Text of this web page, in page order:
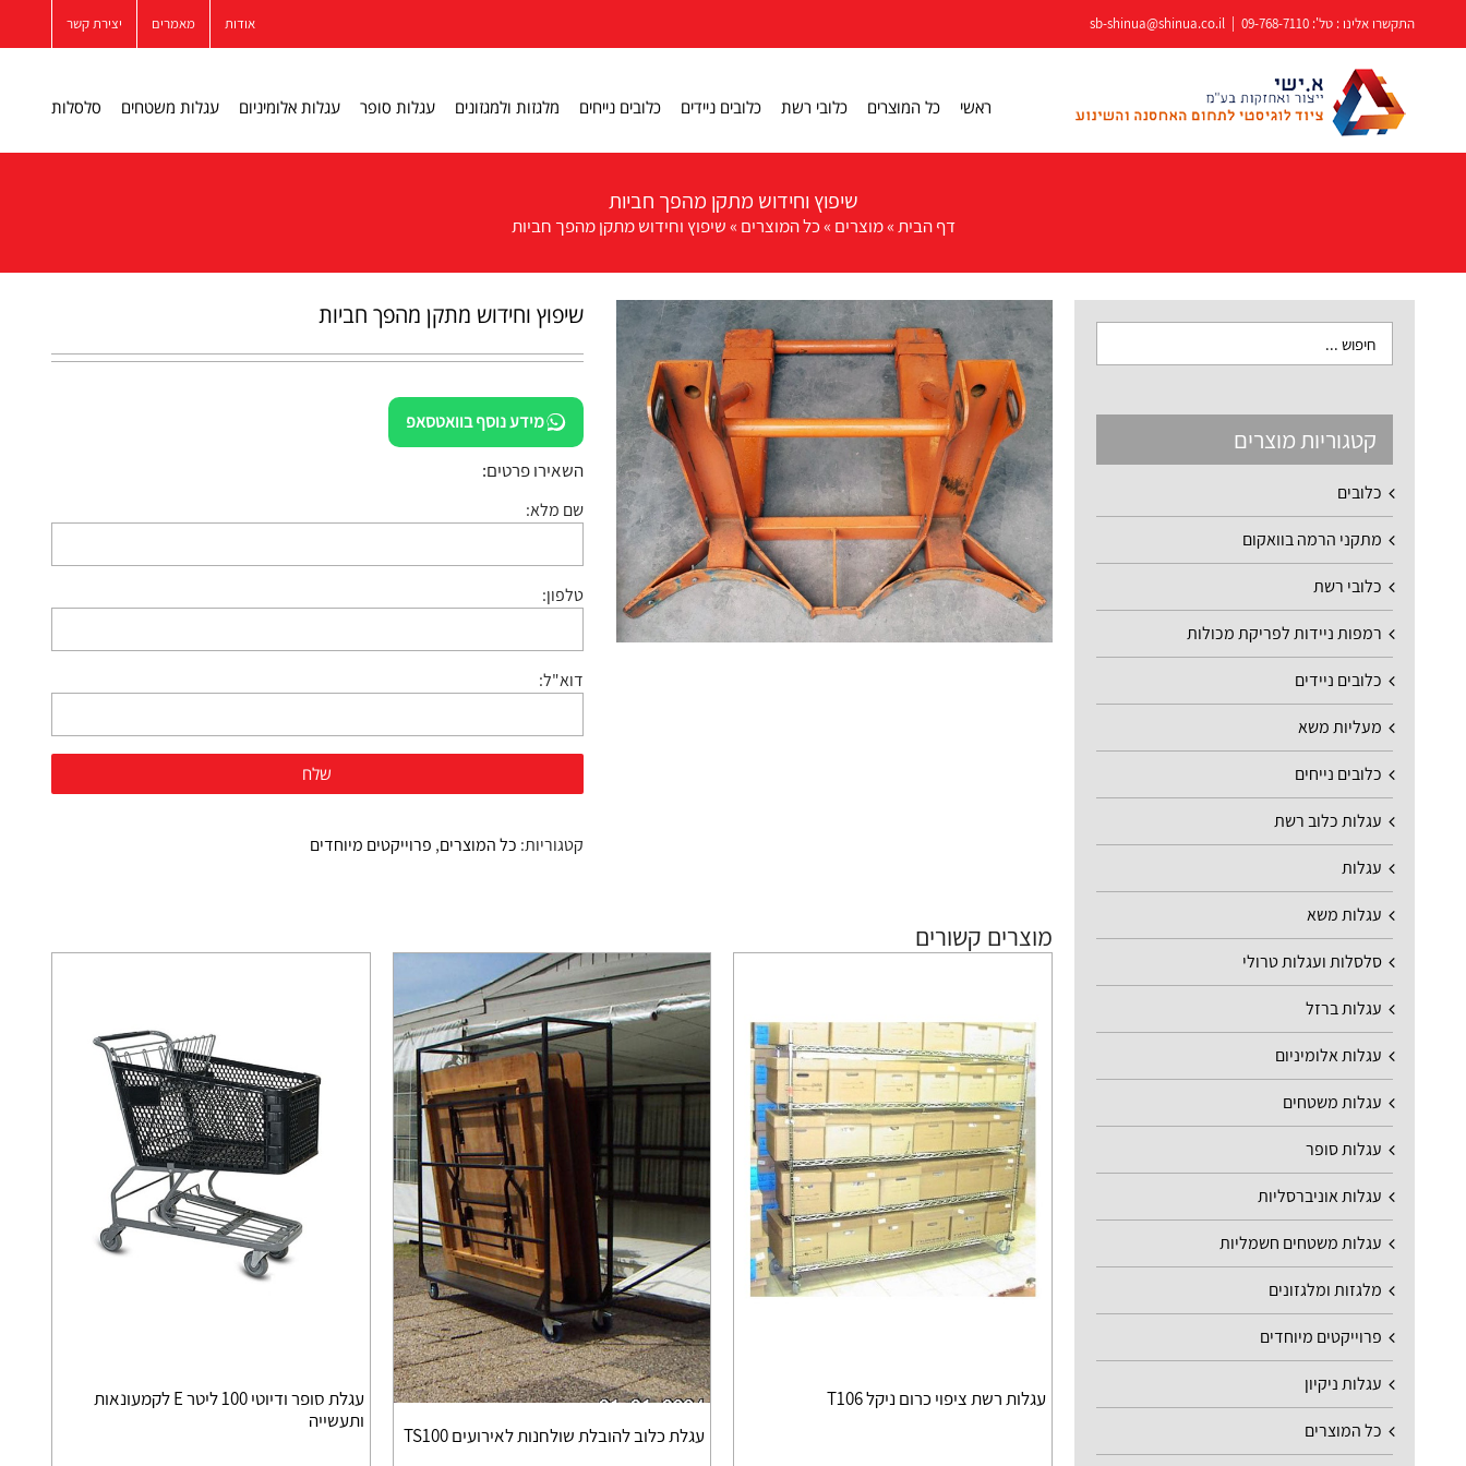
התקשרו אלינו : טל': 09-768-7110
sb-shinua@shinua.co.il אודות מאמרים יצירת קשר
ראשי כל המוצרים כלובי רשת כלובים ניידים כלובים נייחים מלגזות ולמגזונים עגלות סופר עגלות אלומיניום עגלות משטחים סלסלות
שיפוץ וחידוש מתקן מהפך חביות
דף הבית»מוצרים »כל המוצרים »שיפוץ וחידוש מתקן מהפך חביות
שיפוץ וחידוש מתקן מהפך חביות
מידע נוסף בוואטסאפ
השאירו פרטים:
שם מלא:
טלפון:
דוא"ל:
קטגוריות: כל המוצרים, פרוייקטים מיוחדים
מוצרים קשורים
עגלות רשת ציפוי כרום ניקל T106
עגלת כלוב להובלת שולחנות לאירועים TS100
עגלת סופר ודיוטי 100 ליטר E לקמעונאות
ותעשייה
קטגוריות מוצרים
כלובים
מתקני הרמה בוואקום
כלובי רשת
רמפות ניידות לפריקת מכולות
כלובים ניידים
מעליות משא
כלובים נייחים
עגלות כלוב רשת
עגלות
עגלות משא
סלסלות ועגלות טרולי
עגלות ברזל
עגלות אלומיניום
עגלות משטחים
עגלות סופר
עגלות אוניברסליות
עגלות משטחים חשמליות
מלגזות ומלגזונים
פרוייקטים מיוחדים
עגלות ניקיון
כל המוצרים